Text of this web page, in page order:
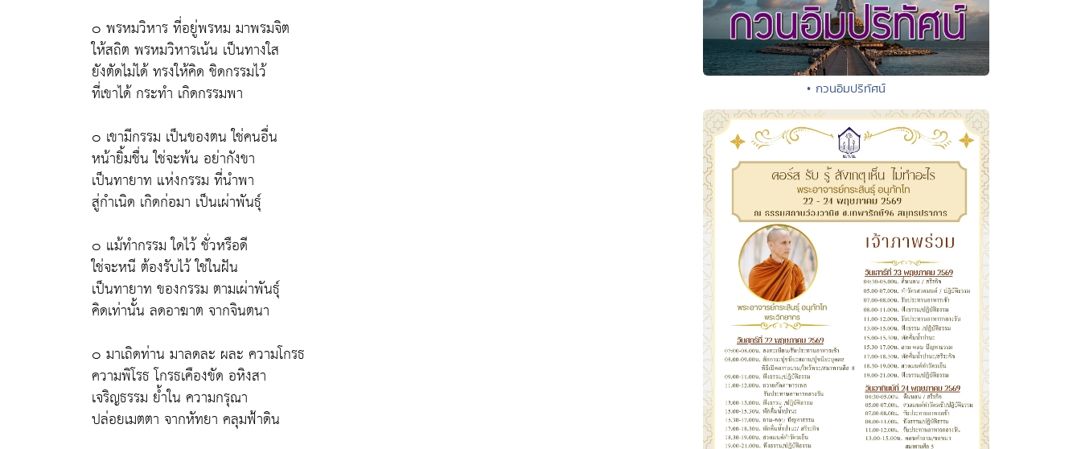
๐ พรหมวิหาร ที่อยู่พรหม มาพรมจิต
ให้สถิต พรหมวิหารเน้น เป็นทางใส
ยังตัดไม่ได้ ทรงให้คิด ชิดกรรมไว้
ที่เขาได้ กระทำ เกิดกรรมพา
๐ เขามีกรรม เป็นของตน ใช่คนอื่น
หน้ายิ้มชื่น ใช่จะพ้น อย่ากังขา
เป็นทายาท แห่งกรรม ที่นำพา
สู่กำเนิด เกิดก่อมา เป็นเผ่าพันธุ์
๐ แม้ทำกรรม ใดไว้ ชั่วหรือดี
ใช่จะหนี ต้องรับไว้ ใช่ในฝัน
เป็นทายาท ของกรรม ตามเผ่าพันธุ์
คิดเท่านั้น ลดอาฆาต จากจินตนา
๐ มาเถิดท่าน มาลดละ ผละ ความโกรธ
ความพิโรธ โกรธเคืองขัด อหิงสา
เจริญธรรม ย้ำใน ความกรุณา
ปล่อยเมตตา จากหัทยา คลุมฟ้าดิน
• กวนอิมปริทัศน์